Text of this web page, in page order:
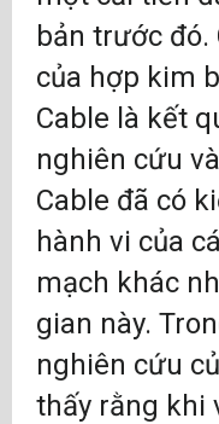
bản trước
của hợp kim
Cable là kết
nghiên cứu
Cable đã có
hành vi của
mạch khác
gian này.
nghiên cứu
thấy rằng khi